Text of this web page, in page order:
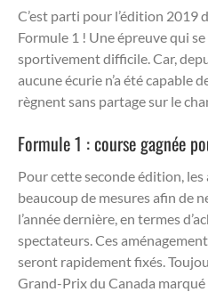
C’est parti pour l’édition 2019
Formule 1 ! Une épreuve qui
sportivement difficile. Car,
aucune écurie n’a été capable
règnent sans partage sur le
Formule 1 : course gagnée
Pour cette seconde édition,
beaucoup de mesures afin de
l’année dernière, en termes
spectateurs. Ces
seront rapidement fixés.
Grand-Prix du Canada